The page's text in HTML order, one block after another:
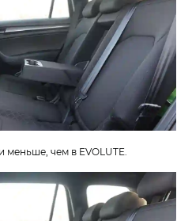
меньше, чем в EVOLUTE.